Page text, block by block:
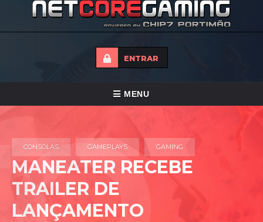
ENTRAR
ALTERNAR
MENU
TORNEIOS
NOTICIAS
FORUMS
CONSOLAS GAMEPLAYS GAMING
MANEATER RECEBE
TRAILER DE
LANÇAMENTO